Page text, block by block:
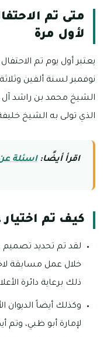
متى تم
لأول مرة
يعتبر أول يوم تم
نوفمبر لسنة ألفين
الشيخ محمد بن راشد آل
الذي تولى به الشيخ
اقرأ أيضًا:اسئلة
كيف تم اختيار
لقد تم تحديد تصميم
خلال عمل مسابقة
ذلك برعاية دائرة
وكذلك أيضاً الديوان
لإمارة أبو ظبي، وتم